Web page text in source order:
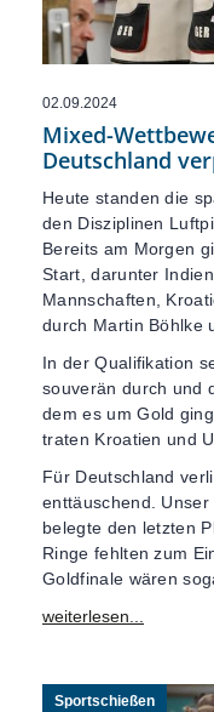
02.09.2024
Mixed-
Deutschland
Heute standen die
den Disziplinen
Bereits am Morgen
Start, darunter
Mannschaften,
durch Martin Böhlke
In der Qualifikation
souverän durch und
dem es um Gold
traten Kroatien und
Für Deutschland
enttäuschend.
belegte den letzten
Ringe fehlten zum
Goldfinale wären
Sportschießen